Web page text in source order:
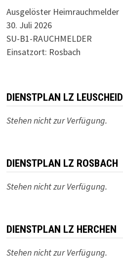
Ausgelöster Heimrauchmelder
30. Juli 2026
SU-B1-RAUCHMELDER
Einsatzort: Rosbach
DIENSTPLAN LZ LEUSCHEID
Stehen nicht zur Verfügung.
DIENSTPLAN LZ ROSBACH
Stehen nicht zur Verfügung.
DIENSTPLAN LZ HERCHEN
Stehen nicht zur Verfügung.